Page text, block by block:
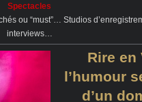
Spectacles
ou “must”… Studios
interviews…
Rire en
l’humour
d’un